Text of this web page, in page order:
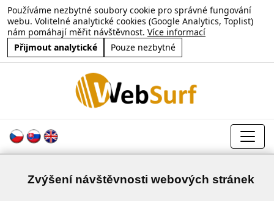
Používáme nezbytné soubory cookie pro správné fungování
webu. Volitelné analytické cookies (Google Analytics, Toplist)
nám pomáhají měřit návštěvnost. Více informací
Přijmout analytické
Pouze nezbytné
Zvýšení návštěvnosti webových stránek